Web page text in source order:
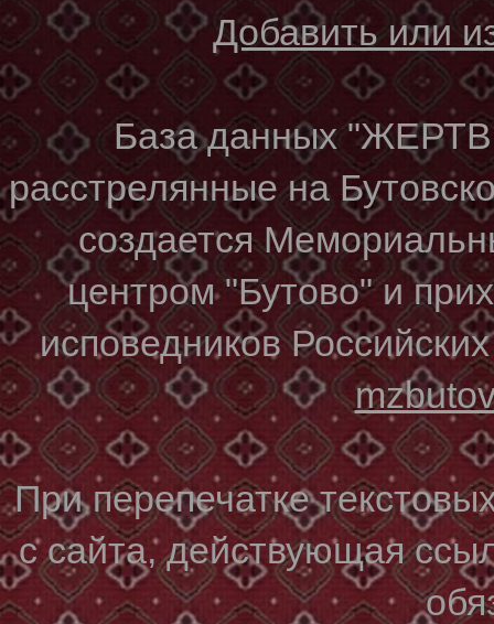
Добавить или
База данных
расстрелянные на
создается
центром "Бутово" и
исповедников
При перепечатке
с сайта, действующая